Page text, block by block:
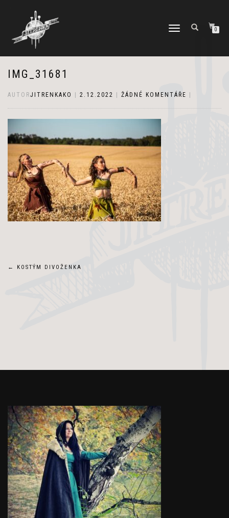
PŘEPNOUT
0
IMG_31681
AUTORJITRENKAKO 2.12.2022 ŽÁDNÉ KOMENTÁŘE
Navigace
← KOSTÝM DIVOŽENKA